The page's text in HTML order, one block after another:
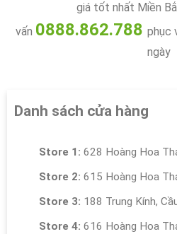
giá tốt nhất Miền
vấn 0888.862.788 phục
ngày
Danh sách cửa hàng
Store 1: 628 Hoàng Hoa
Store 2: 615 Hoàng Hoa
Store 3: 188 Trung Kính,
Store 4: 616 Hoàng Hoa